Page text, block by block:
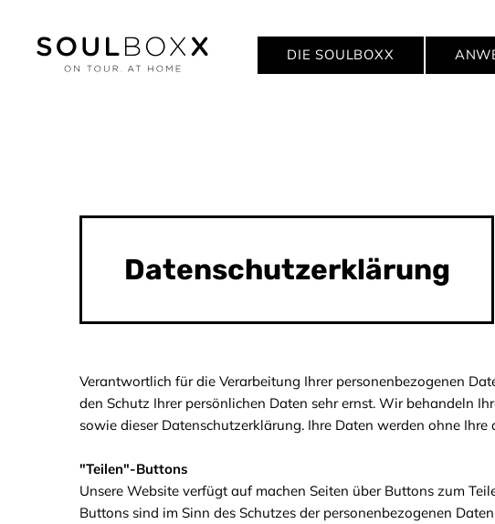
DIE SOULBOXX
Datenschutzerklärung
Verantwortlich für die Verarbeitung Ihrer personenbezogenen
den Schutz Ihrer persönlichen Daten sehr ernst. Wir behandeln
sowie dieser Datenschutzerklärung. Ihre Daten werden ohne
"Teilen"-Buttons
Unsere Website verfügt auf machen Seiten über Buttons zum
Buttons sind im Sinn des Schutzes der personenbezogenen